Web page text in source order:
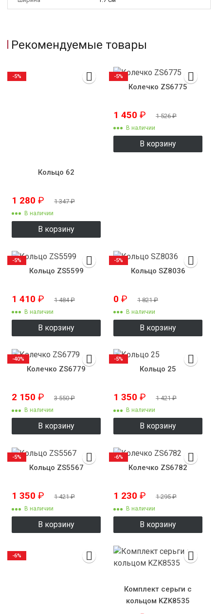
Рекомендуемые товары
Кольцо 62
1 280 ₽ 1 347₽
В наличии
В корзину
-5%
Колечко ZS6775
1 450 ₽ 1 526₽
В наличии
В корзину
-5%
Кольцо ZS5599
1 410 ₽ 1 484₽
В наличии
В корзину
-5%
Кольцо SZ8036
0 ₽ 1 821₽
В наличии
В корзину
-5%
Колечко ZS6779
2 150 ₽ 3 550₽
В наличии
В корзину
-40%
Кольцо 25
1 350 ₽ 1 421₽
В наличии
В корзину
-5%
Кольцо ZS5567
1 350 ₽ 1 421₽
В наличии
В корзину
-5%
Колечко ZS6782
1 230 ₽ 1 295₽
В наличии
В корзину
-6%
-6%
Комплект серьги с
кольцом KZK8535